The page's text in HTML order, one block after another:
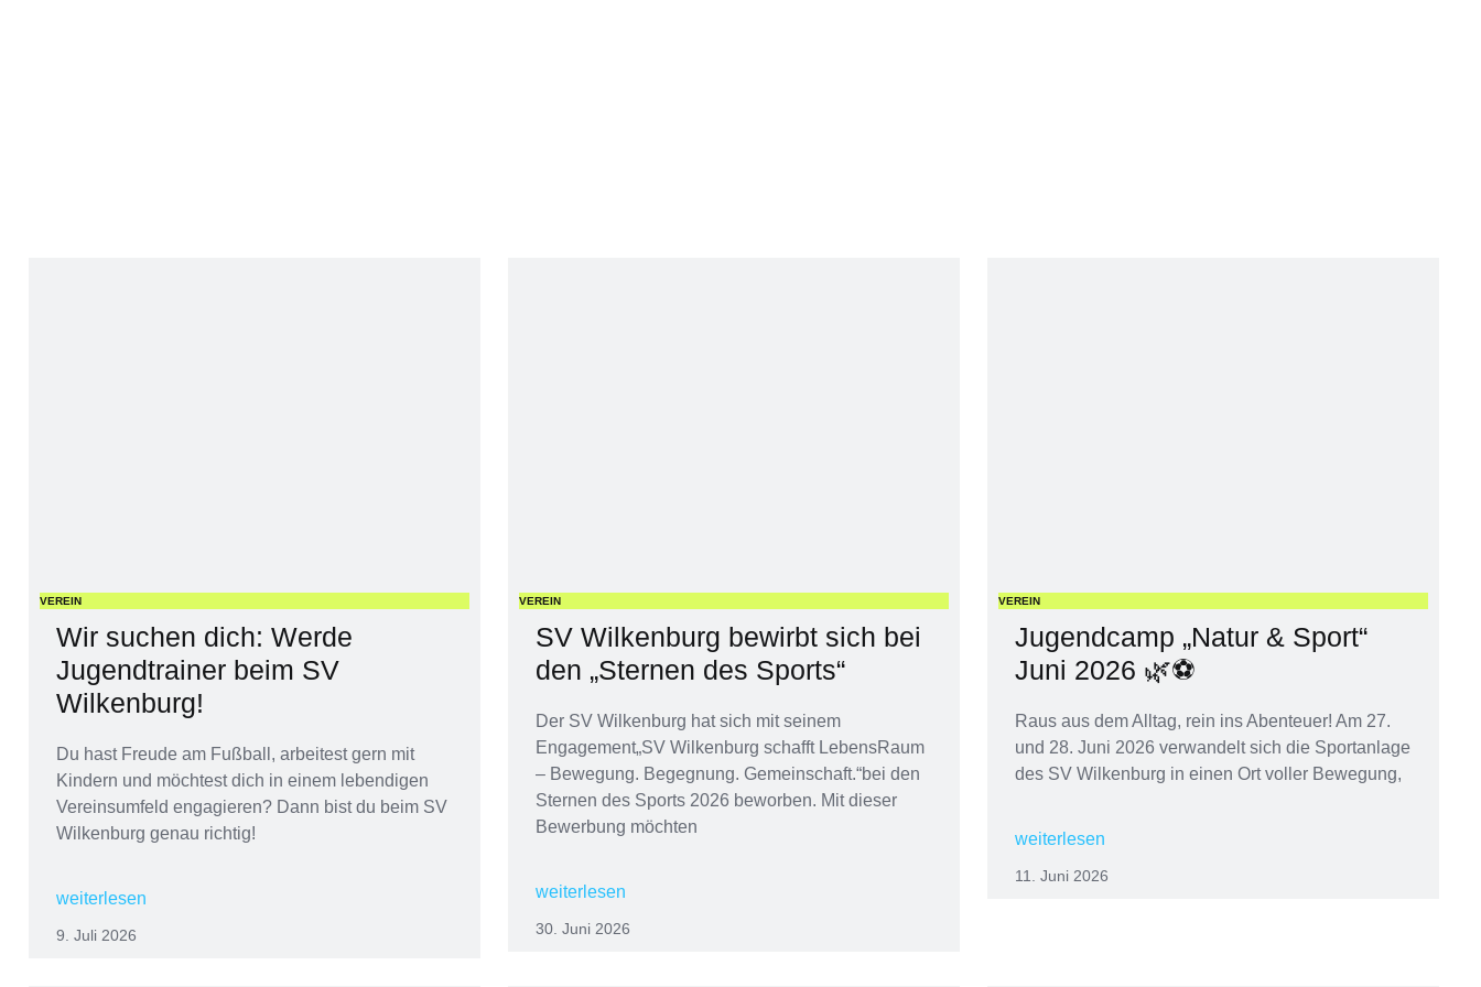
VEREIN
Wir suchen dich: Werde
Jugendtrainer beim SV
Wilkenburg!
Du hast Freude am Fußball, arbeitest gern mit
Kindern und möchtest dich in einem lebendigen
Vereinsumfeld engagieren? Dann bist du beim SV
Wilkenburg genau richtig!
weiterlesen
9. Juli 2026
VEREIN
SV Wilkenburg bewirbt sich bei
den „Sternen des Sports“
Der SV Wilkenburg hat sich mit seinem
Engagement„SV Wilkenburg schafft LebensRaum
– Bewegung. Begegnung. Gemeinschaft.“bei den
Sternen des Sports 2026 beworben. Mit dieser
Bewerbung möchten
weiterlesen
30. Juni 2026
VEREIN
Jugendcamp „Natur & Sport“
Juni 2026 🌿⚽
Raus aus dem Alltag, rein ins Abenteuer! Am 27.
und 28. Juni 2026 verwandelt sich die Sportanlage
des SV Wilkenburg in einen Ort voller Bewegung,
weiterlesen
11. Juni 2026